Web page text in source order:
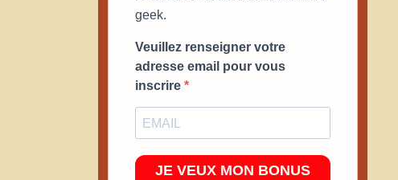
geek.
Veuillez renseigner votre
adresse email pour vous
inscrire
JE VEUX MON BONUS